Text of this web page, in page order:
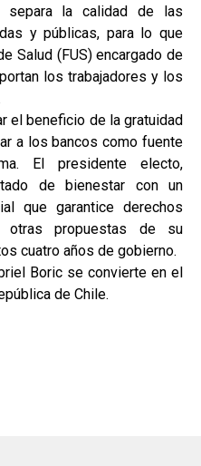
separa la calidad de las
y públicas, para lo que
Salud (FUS) encargado de
los trabajadores y los
el beneficio de la gratuidad
a los bancos como fuente
El presidente electo,
de bienestar con un
que garantice derechos
otras propuestas de su
cuatro años de gobierno.
Boric se convierte en el
de Chile.